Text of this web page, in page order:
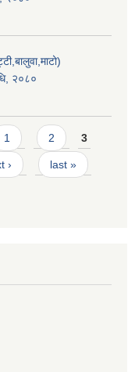
२०८०
1 2 3
› last »